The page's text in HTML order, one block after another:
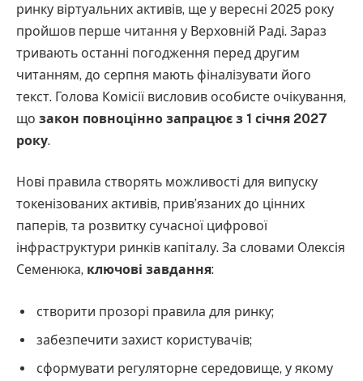
ринку віртуальних активів, ще у вересні 2025 року
пройшов перше читання у Верховній Раді. Зараз
тривають останні погодження перед другим
читанням, до серпня мають фіналізувати його
текст. Голова Комісії висловив особисте очікування,
що закон повноцінно запрацює з 1 січня 2027
року.
Нові правила створять можливості для випуску
токенізованих активів, прив’язаних до цінних
паперів, та розвитку сучасної цифрової
інфраструктури ринків капіталу. За словами Олексія
Семенюка, ключові завдання:
створити прозорі правила для ринку;
забезпечити захист користувачів;
сформувати регуляторне середовище, у якому